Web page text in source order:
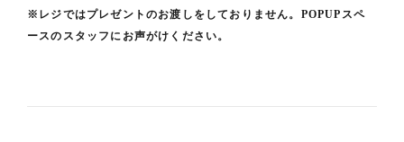
※レジではプレゼントのお渡しをしておりません。POPUPスペ
ースのスタッフにお声がけください。